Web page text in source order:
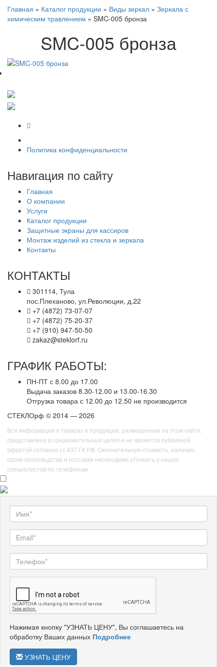
Главная » Каталог продукции » Виды зеркал » Зеркала с
химическим травлением » SMC-005 бронза
SMC-005 бронза
Политика конфиденциальности
Навигация по сайту
Главная
О компании
Услуги
Каталог продукции
Защитные экраны для кассиров
Монтаж изделий из стекла и зеркала
Контакты
КОНТАКТЫ
301114, Тула
пос.Плеханово, ул.Революции, д.22
+7 (4872) 73-07-07
+7 (4872) 75-20-37
+7 (910) 947-50-50
zakaz@steklorf.ru
ГРАФИК РАБОТЫ:
ПН-ПТ с 8.00 до 17.00
Выдача заказов 8.30-12.00 и 13.00-16.30
Отгрузка товара с 12.00 до 12.50 не производится
СТЕКЛОрф © 2014 — 2026
Вся информация о товарах и продукции, размещенная на этом сайте,
представлена в ознакомительных целях и не является публичной
офертой согласно ст.437 ГК РФ. Окончательную стоимоть, наличие,
сроки производства и поставки необходимо уточнять у наших
специалистов по телефонам.
Нажимая кнопку "УЗНАТЬ ЦЕНУ", Вы соглашаетесь на
обработку Ваших данных Подробнее
УЗНАТЬ ЦЕНУ